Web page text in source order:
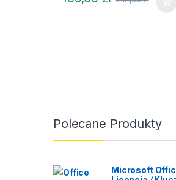
Polecane Produkty
Microsoft